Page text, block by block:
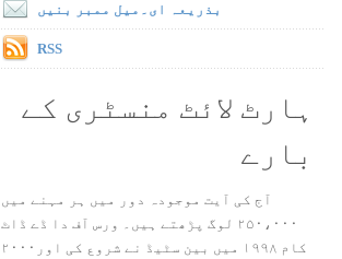
بذریعہ ای۔میل ممبر بنیں
RSS
ہارٹ لائٹ منسٹری کے
بارے
آج کی آیت موجودہ دور میں ہر مہنے میں
۲۵۰،۰۰۰ لوگ پڑھتے ہیں۔ ورس آف دا ڈے ڈاٹ
کام ۱۹۹۸ میں بین سٹیڈ نے شروع کی اور۲۰۰۰